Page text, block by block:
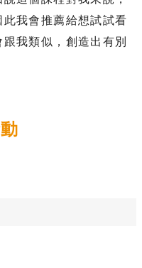
我會推薦給想試試看
我類似，創造出有別